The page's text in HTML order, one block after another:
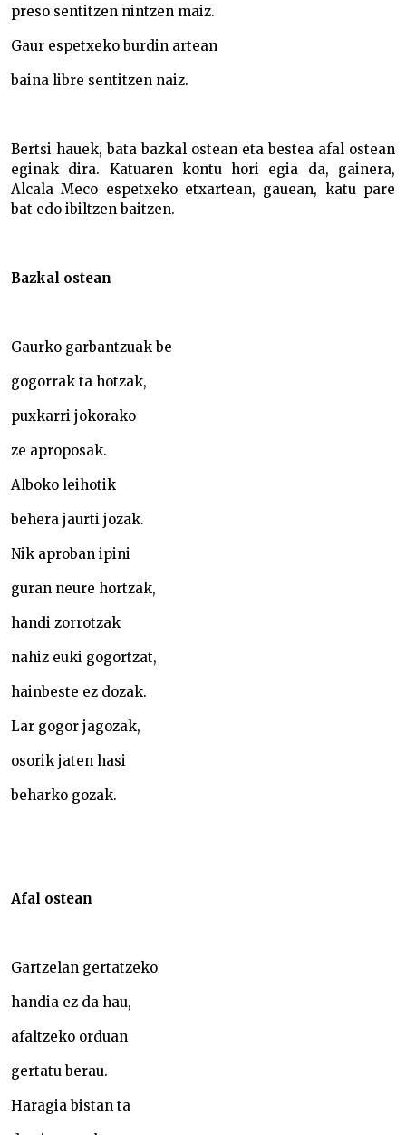
preso sentitzen nintzen maiz.
Gaur espetxeko burdin artean
baina libre sentitzen naiz.
Bertsi hauek, bata bazkal ostean eta bestea afal ostean
eginak dira. Katuaren kontu hori egia da, gainera,
Alcala Meco espetxeko etxartean, gauean, katu pare
bat edo ibiltzen baitzen.
Bazkal ostean
Gaurko garbantzuak be
gogorrak ta hotzak,
puxkarri jokorako
ze aproposak.
Alboko leihotik
behera jaurti jozak.
Nik aproban ipini
guran neure hortzak,
handi zorrotzak
nahiz euki gogortzat,
hainbeste ez dozak.
Lar gogor jagozak,
osorik jaten hasi
beharko gozak.
Afal ostean
Gartzelan gertatzeko
handia ez da hau,
afaltzeko orduan
gertatu berau.
Haragia bistan ta